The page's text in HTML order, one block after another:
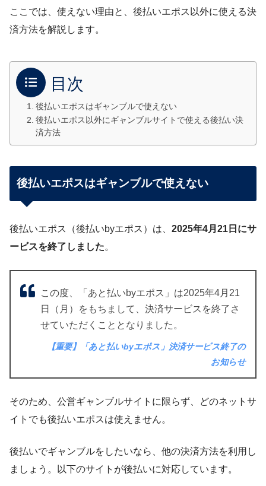
ここでは、使えない理由と、後払いエポス以外に使える決
済方法を解説します。
目次
後払いエポスはギャンブルで使えない
後払いエポス以外にギャンブルサイトで使える後払い決
済方法
後払いエポスはギャンブルで使えない
後払いエポス（後払いbyエポス）は、 2025年4月21日にサ
ービスを終了しました。
この度、「あと払いbyエポス」は2025年4月21
日（月）をもちまして、決済サービスを終了さ
せていただくこととなりました。
【重要】「あと払いbyエポス」決済サービス終了の
お知らせ
そのため、公営ギャンブルサイトに限らず、どのネットサ
イトでも後払いエポスは使えません。
後払いでギャンブルをしたいなら、他の決済方法を利用し
ましょう。以下のサイトが後払いに対応しています。